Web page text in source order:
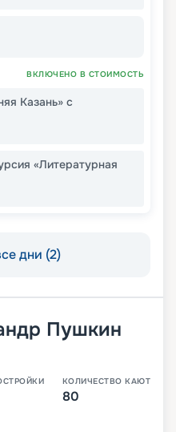
ВКЛЮЧЕНО В СТОИМОСТЬ
Казань» с
«Литературная
дни (2)
Пушкин
КОЛИЧЕСТВО КАЮТ
80